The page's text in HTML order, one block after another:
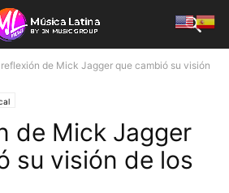
de Mick Jagger que cambió su visión
de Mick Jagger
su visión de los